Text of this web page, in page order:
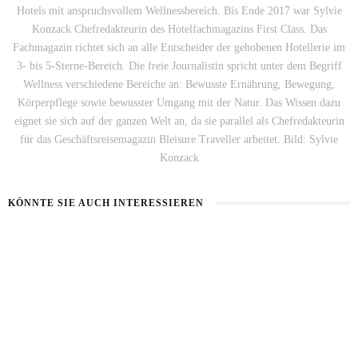
Hotels mit anspruchsvollem Wellnessbereich. Bis Ende 2017 war Sylvie
Konzack Chefredakteurin des Hotelfachmagazins First Class. Das
Fachmagazin richtet sich an alle Entscheider der gehobenen Hotellerie im
3- bis 5-Sterne-Bereich. Die freie Journalistin spricht unter dem Begriff
Wellness verschiedene Bereiche an: Bewusste Ernährung, Bewegung,
Körperpflege sowie bewusster Umgang mit der Natur. Das Wissen dazu
eignet sie sich auf der ganzen Welt an, da sie parallel als Chefredakteurin
für das Geschäftsreisemagazin Bleisure Traveller arbeitet. Bild: Sylvie
Konzack
KÖNNTE SIE AUCH INTERESSIEREN